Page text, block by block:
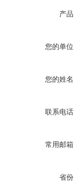
产品
您的单位
您的姓名
联系电话
常用邮箱
省份